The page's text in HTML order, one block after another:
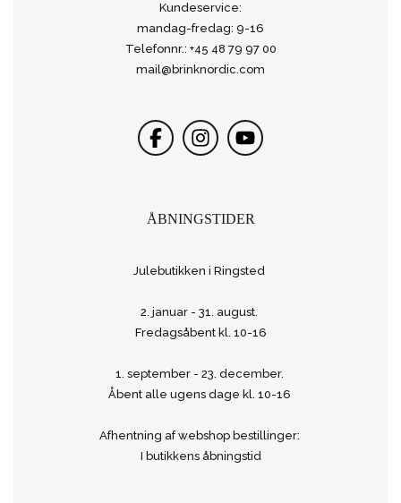
Kundeservice:
mandag-fredag: 9-16
Telefonnr.: +45 48 79 97 00
mail@brinknordic.com
ÅBNINGSTIDER
Julebutikken i Ringsted
2. januar - 31. august.
Fredagsåbent kl. 10-16
1. september - 23. december.
Åbent alle ugens dage kl. 10-16
Afhentning af webshop bestillinger:
I butikkens åbningstid